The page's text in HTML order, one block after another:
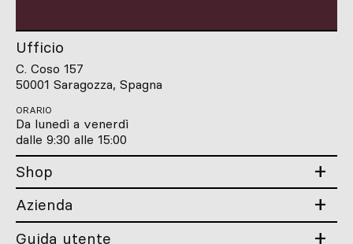
Ufficio
C. Coso 157
50001 Saragozza, Spagna
ORARIO
Da lunedì a venerdì
dalle 9:30 alle 15:00
Shop
Azienda
Guida utente